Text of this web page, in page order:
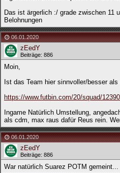
Das ist ärgerlich :/ grade zwischen 11
Belohnungen
06.01.2020
zEedY
Beiträge: 886
Moin,
Ist das Team hier sinnvoller/besser
https://www.futbin.com/20/squad/
Ingame Natürlich Umstellung,
als cdm, max raus dafür Reus rein.
06.01.2020
zEedY
Beiträge: 886
War natürlich Suarez POTM gemeint...